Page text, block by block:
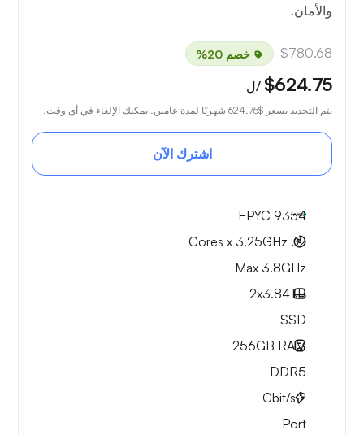
والأمان.
$780.68 خصم 20%
$624.75 /ل
يتم التجديد بسعر $624.75 شهريًا لمدة عامين. يمكنك الإلغاء في أي وقت.
اشترك الآن
EPYC 9354
32 Cores x 3.25GHz
Max 3.8GHz
2x3.84TB
SSD
256GB RAM
DDR5
2
Gbit/s
Port